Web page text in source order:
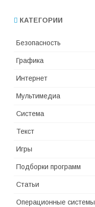
КАТЕГОРИИ
Безопасность
Графика
Интернет
Мультимедиа
Система
Текст
Игры
Подборки программ
Статьи
Операционные системы